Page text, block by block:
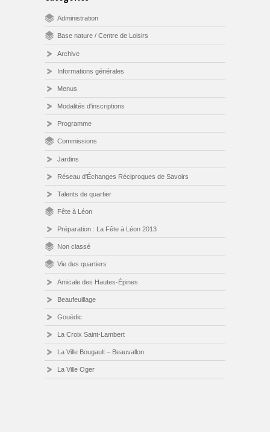
Administration
Base nature / Centre de Loisirs
Archive
Informations générales
Menus
Modalités d'inscriptions
Programme
Commissions
Jardins
Réseau d'Échanges Réciproques de Savoirs
Talents de quartier
Fête à Léon
Préparation : La Fête à Léon 2013
Non classé
Vie des quartiers
Amicale des Hautes-Épines
Beaufeuillage
Gouëdic
La Croix Saint-Lambert
La Ville Bougault – Beauvallon
La Ville Oger